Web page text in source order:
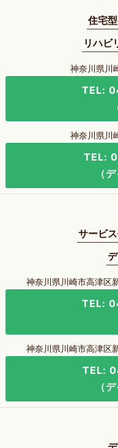
住宅
リハビ
神奈川県川
TEL:
神奈川県川
TEL:
（
サービ
神奈川県川崎市高津区
TEL:
神奈川県川崎市高津区
TEL:
（